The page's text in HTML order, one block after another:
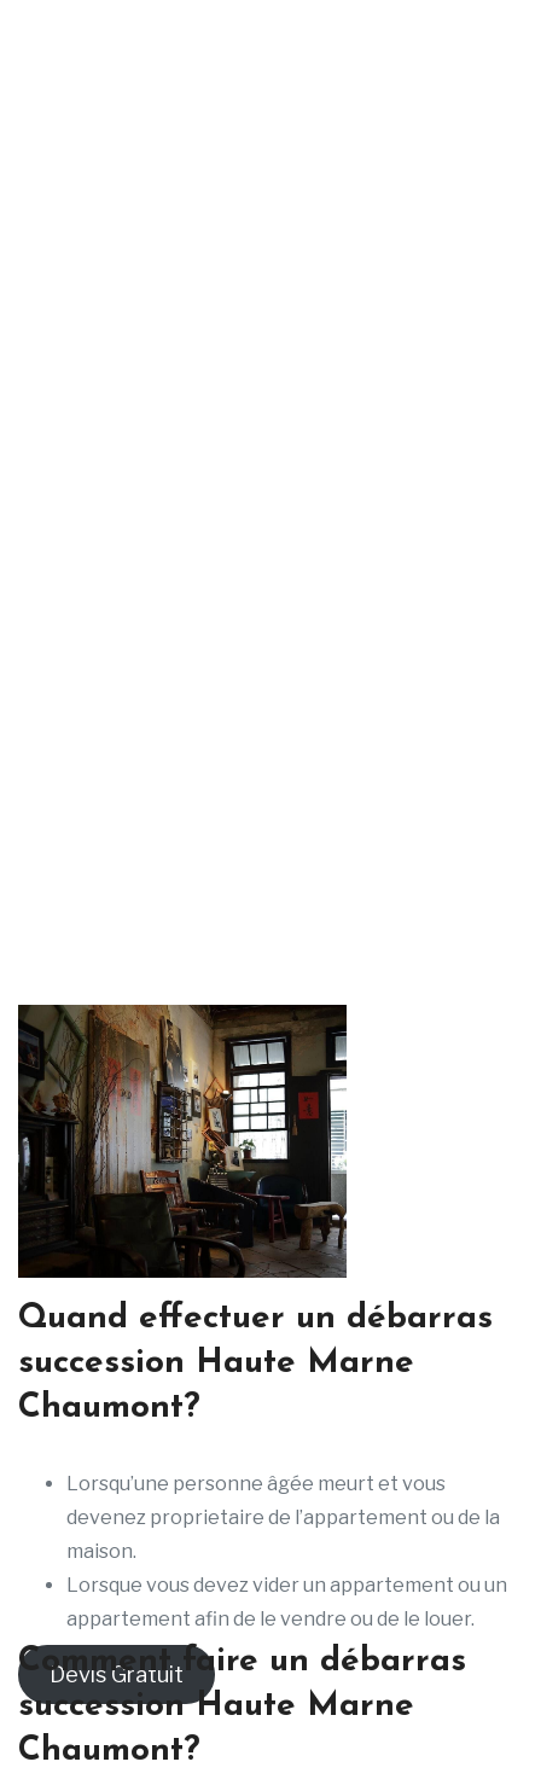
Quand effectuer un débarras
succession Haute Marne
Chaumont?
Lorsqu’une personne âgée meurt et vous
devenez proprietaire de l’appartement ou de la
maison.
Lorsque vous devez vider un appartement ou un
appartement afin de le vendre ou de le louer.
Devis Gratuit
Comment faire un débarras
succession Haute Marne
Chaumont?